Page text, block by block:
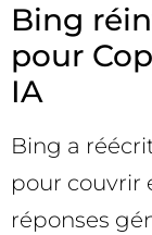
Bing
pour
IA
Bing a
pour couvrir
réponses